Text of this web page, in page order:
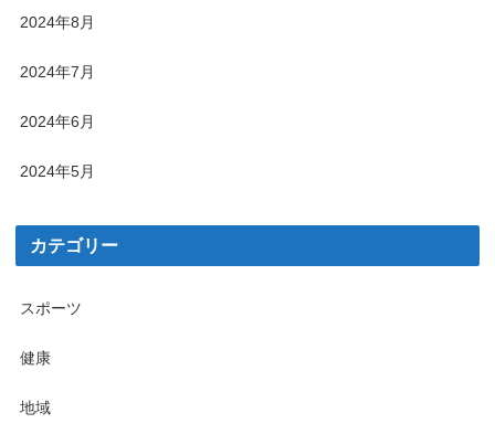
2024年8月
2024年7月
2024年6月
2024年5月
カテゴリー
スポーツ
健康
地域